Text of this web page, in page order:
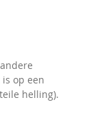
op een
helling).